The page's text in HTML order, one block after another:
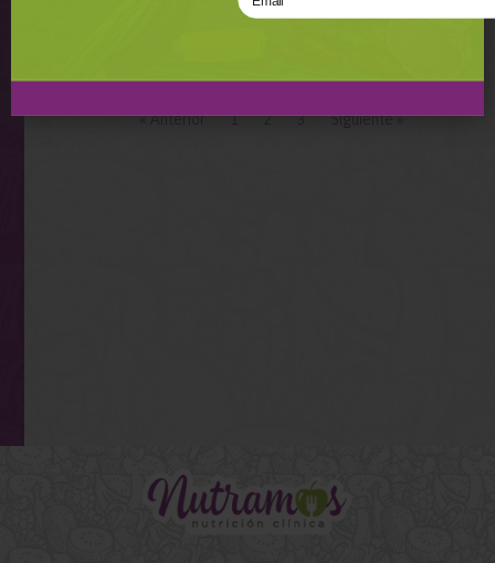
« Anterior 1 2 3 Siguiente »